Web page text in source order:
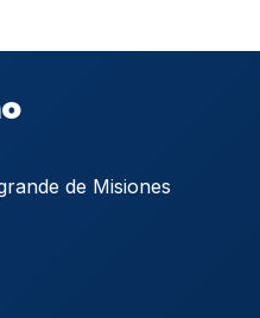
de Misiones